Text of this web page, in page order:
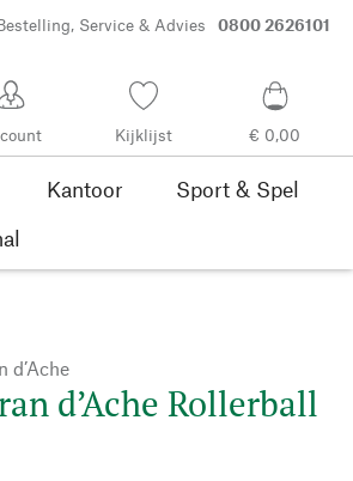
Service & Advies 0800 2626101
Kijklijst € 0,00
Kantoor
Sport & Spel
d’Ache
d’Ache Rollerball